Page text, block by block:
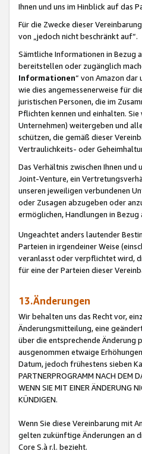
Ihnen und uns im Hinblick auf das
Für die Zwecke dieser
von „jedoch nicht beschränkt auf“.
Sämtliche Informationen in Bezug
bereitstellen oder zugänglich
Informationen“ von Amazon dar
wie dies angemessenerweise für
juristischen Personen, die im
Pflichten kennen und einhalten.
Unternehmen) weitergeben und
schützen, die gemäß dieser
Vertraulichkeits- oder
Das Verhältnis zwischen Ihnen
Joint-Venture, ein
unseren jeweiligen verbundenen
oder Zusagen abzugeben oder
ermöglichen, Handlungen in
Ungeachtet anders lautender
Parteien in irgendeiner Weise
veranlasst oder verpflichtet wird,
für eine der Parteien dieser
13.Änderungen
Wir behalten uns das Recht vor,
Änderungsmitteilung, eine
über die entsprechende Änderung
ausgenommen etwaige
Datum, jedoch frühestens sieben
PARTNERPROGRAMM NACH DEM
WENN SIE MIT EINER ÄNDERUNG
KÜNDIGEN.
Wenn Sie diese Vereinbarung mit
gelten zukünftige Änderungen an
Core S.à r.l. bezieht.